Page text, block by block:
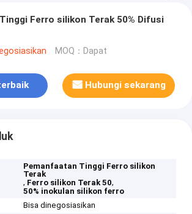
Ferro silikon Terak 50% Difusi
MOQ：Dapat
Hubungi sekarang
Pemanfaatan Tinggi Ferro silikon
Terak
, Ferro silikon Terak 50,
50% inokulan silikon ferro
Bisa dinegosiasikan